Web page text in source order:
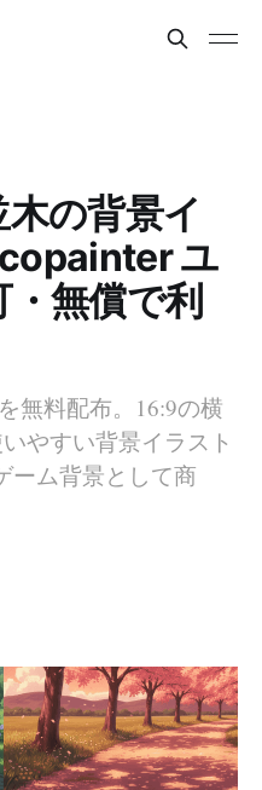
木の背景イ
ユ
無償で利
無料配布。16:9の横
やすい背景イラスト
ーム背景として商